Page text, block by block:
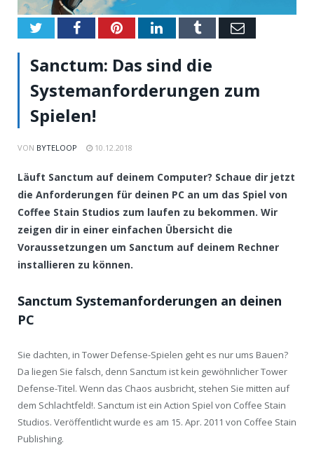
TwitterFacebookPinterestLinkedInTumblrEmail
Sanctum: Das sind die
Systemanforderungen zum
Spielen!
VON BYTELOOP 10.12.2018
Läuft Sanctum auf deinem Computer? Schaue dir jetzt
die Anforderungen für deinen PC an um das Spiel von
Coffee Stain Studios zum laufen zu bekommen. Wir
zeigen dir in einer einfachen Übersicht die
Voraussetzungen um Sanctum auf deinem Rechner
installieren zu können.
Sanctum Systemanforderungen an deinen
PC
Sie dachten, in Tower Defense-Spielen geht es nur ums Bauen?
Da liegen Sie falsch, denn Sanctum ist kein gewöhnlicher Tower
Defense-Titel. Wenn das Chaos ausbricht, stehen Sie mitten auf
dem Schlachtfeld!. Sanctum ist ein Action Spiel von Coffee Stain
Studios. Veröffentlicht wurde es am 15. Apr. 2011 von Coffee Stain
Publishing.